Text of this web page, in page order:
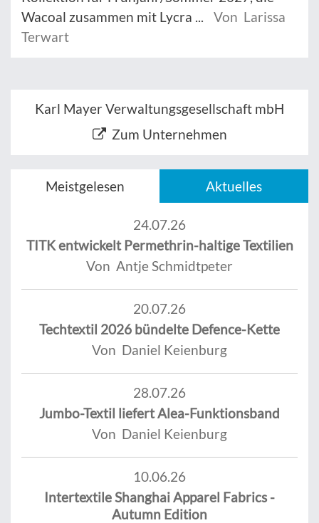
Wacoal zusammen mit Lycra ...
Von Larissa
Terwart
Karl Mayer Verwaltungsgesellschaft mbH
Zum Unternehmen
Meistgelesen Aktuelles
24.07.26
TITK entwickelt Permethrin-haltige Textilien
Von Antje Schmidtpeter
20.07.26
Techtextil 2026 bündelte Defence-Kette
Von Daniel Keienburg
28.07.26
Jumbo-Textil liefert Alea-Funktionsband
Von Daniel Keienburg
10.06.26
Intertextile Shanghai Apparel Fabrics -
Autumn Edition